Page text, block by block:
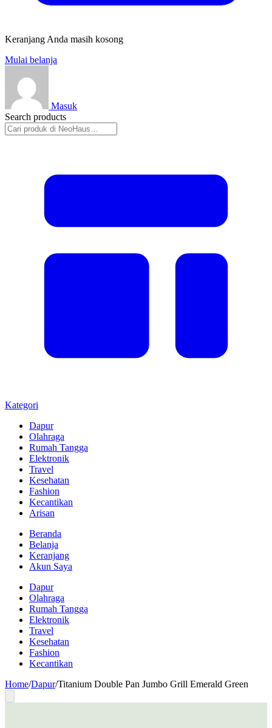
Keranjang Anda masih kosong
Mulai belanja
Masuk
Search products
Kategori
Dapur
Olahraga
Rumah Tangga
Elektronik
Travel
Kesehatan
Fashion
Kecantikan
Arisan
Beranda
Belanja
Keranjang
Akun Saya
Dapur
Olahraga
Rumah Tangga
Elektronik
Travel
Kesehatan
Fashion
Kecantikan
Home/Dapur/Titanium Double Pan Jumbo Grill Emerald Green